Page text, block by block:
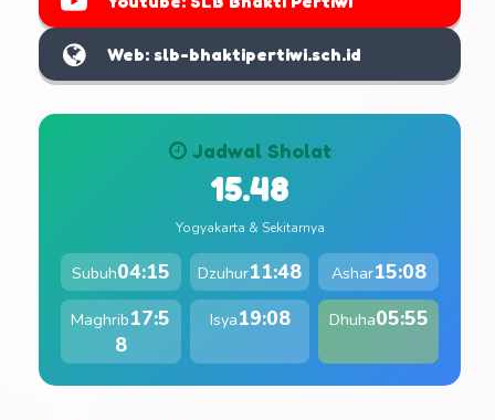
Web: slb-bhaktipertiwi.sch.id
Jadwal Sholat
15.48
Yogyakarta & Sekitarnya
Subuh04:15 Dzuhur11:48 Ashar15:08
Maghrib17:5
8
Isya19:08 Dhuha05:55